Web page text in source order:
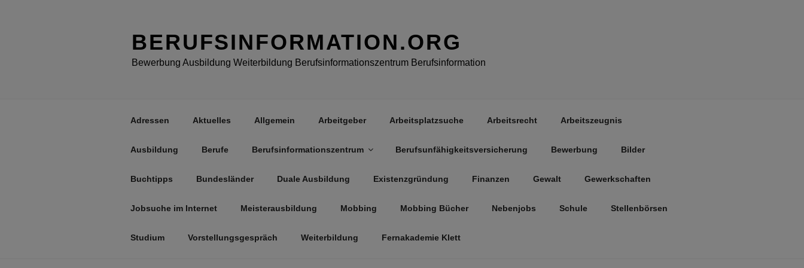
BERUFSINFORMATION.ORG
Bewerbung Ausbildung Weiterbildung Berufsinformationszentrum Berufsinformation
Adressen Aktuelles Allgemein Arbeitgeber Arbeitsplatzsuche Arbeitsrecht Arbeitszeugnis
Ausbildung Berufe Berufsinformationszentrum Berufsunfähigkeitsversicherung Bewerbung Bilder
Buchtipps Bundesländer Duale Ausbildung Existenzgründung Finanzen Gewalt Gewerkschaften
Jobsuche im Internet Meisterausbildung Mobbing Mobbing Bücher Nebenjobs Schule Stellenbörsen
Studium Vorstellungsgespräch Weiterbildung Fernakademie Klett